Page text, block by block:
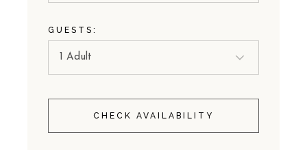
GUESTS:
CHECK AVAILABILITY